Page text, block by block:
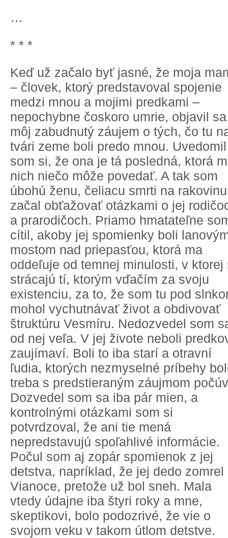
…
* * *
Keď už začalo byť jasné, že moja
– človek, ktorý predstavoval spojenie
medzi mnou a mojimi predkami –
nepochybne čoskoro umrie, objavil sa
môj zabudnutý záujem o tých, čo tu
tvári zeme boli predo mnou. Uvedomil
som si, že ona je tá posledná, ktorá
nich niečo môže povedať. A tak som
úbohú ženu, čeliacu smrti na
začal obťažovať otázkami o jej
a prarodičoch. Priamo hmatateľne
cítil, akoby jej spomienky boli
mostom nad priepasťou, ktorá ma
oddeľuje od temnej minulosti, v ktorej
strácajú tí, ktorým vďačím za svoju
existenciu, za to, že som tu pod
mohol vychutnávať život a obdivovať
štruktúru Vesmíru. Nedozvedel som
od nej veľa. V jej živote neboli
zaujímaví. Boli to iba starí a otravní
ľudia, ktorých nezmyselné príbehy
treba s predstieraným záujmom
Dozvedel som sa iba pár mien, a
kontrolnými otázkami som si
potvrdzoval, že ani tie mená
nepredstavujú spoľahlivé informácie.
Počul som aj zopár spomienok z jej
detstva, napríklad, že jej dedo zomrel
Vianoce, pretože už bol sneh. Mala
vtedy údajne iba štyri roky a mne,
skeptikovi, bolo podozrivé, že vie o
svojom veku v takom útlom detstve.